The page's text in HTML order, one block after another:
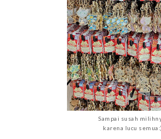
Sampai susah
karena lucu